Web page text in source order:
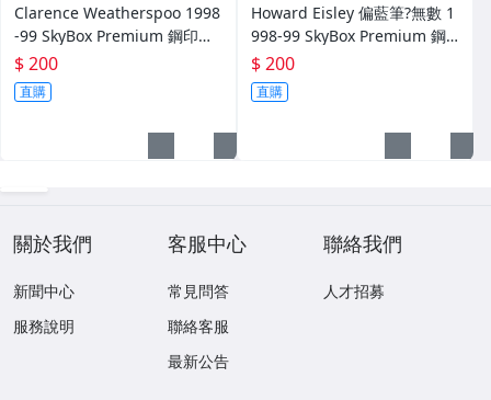
Clarence Weatherspoo 1998
-99 SkyBox Premium 鋼印卡
面簽名 AUTO Autographics
直接舊卡套出 非完美
$ 200
直購
Howard Eisley 偏藍筆?無數 1
998-99 SkyBox Premium 鋼
印卡面簽名 AUTO Autograph
ics 直接舊卡套出 非完美
$ 200
直購
關於我們
新聞中心
服務說明
客服中心
常見問答
聯絡客服
最新公告
聯絡我們
人才招募